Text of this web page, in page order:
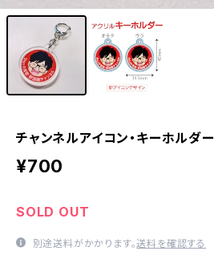
チャンネルアイコン・キーホルダー
¥700
SOLD OUT
別途送料がかかります。送料を確認する